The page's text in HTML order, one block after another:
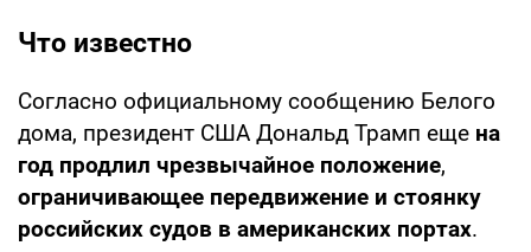
Что известно
Согласно официальному сообщению Белого
дома, президент США Дональд Трамп еще на
год продлил чрезвычайное положение,
ограничивающее передвижение и стоянку
российских судов в американских портах.